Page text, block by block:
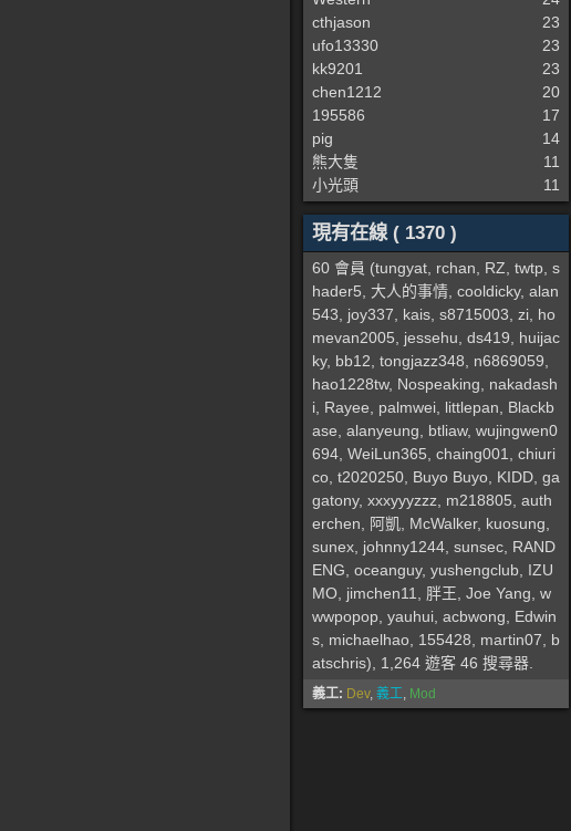
cthjason
23
ufo13330
23
kk9201
23
chen1212
20
195586
17
pig
14
熊大隻
11
小光頭
11
現有在線 ( 1370 )
60 會員 (tungyat rchan RZ twtp s
hader5
大人的事情 cooldicky, alan
543
joy337 kais s8715003 zi ho
mevan2005
jessehu ds419
huijac
ky, bb12 tongjazz348 n6869059
hao1228tw, Nospeaking
nakadash
i Rayee palmwei littlepan
Blackb
ase alanyeung btliaw, wujingwen0
694 WeiLun365 chaing001
chiuri
co t2020250 Buyo Buyo KIDD ga
gatony, xxxyyyzzz m218805 auth
erchen
阿凱 McWalker, kuosung
sunex johnny1244 sunsec RAND
ENG oceanguy, yushengclub IZU
MO jimchen11 胖王 Joe Yang w
wwpopop yauhui acbwong
Edwin
s michaelhao 155428 martin07
b
atschris), 1,264 遊客 46 搜尋器.
義工: Dev, 義工, Mod